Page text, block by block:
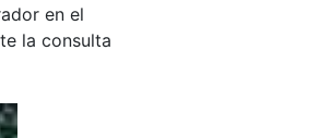
en el
la consulta